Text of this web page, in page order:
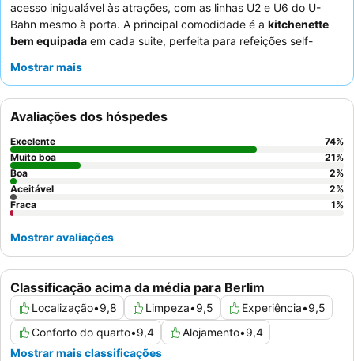
acesso inigualável às atrações, com as linhas U2 e U6 do U-
Bahn mesmo à porta. A principal comodidade é a kitchenette
bem equipada em cada suite, perfeita para refeições self-
consistentemente os
cidade. Para uma experiência verdadeiramente relaxante,
considere utilizar oginásio e a sauna
para desfrutar de vistas impressionantes da cidade.
Mostrar mais
Classificação acima da média para Berlim
Localização•9,8 Limpeza•9,5 Experiência•9,5
Conforto do quarto•9,4 Alojamento•9,4
Mostrar mais classificações
Avaliações dos hóspedes
Excelente 74%
Muito boa
21%
Boa
2%
Aceitável
2%
Fraca
1%
Mostrar avaliações